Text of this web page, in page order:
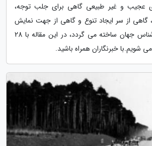
عجیب و غیر طبیعی گاهی برای جلب توجه،
گاهی از سر ایجاد تنوع و گاهی از جهت نمایش
خلاقیت معماران سرشناس جهان ساخته می گردد، در این مقاله با 28
شویم.با خبرنگاران همراه باشید.